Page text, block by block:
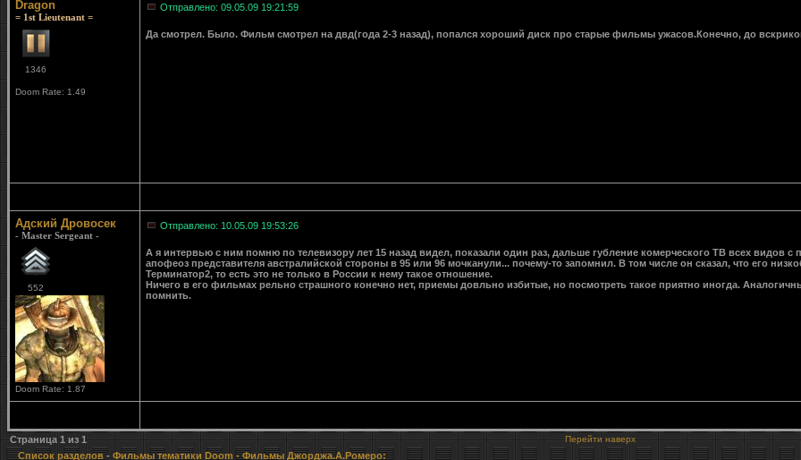
Dragon
= 1st Lieutenant =
1346
Doom Rate: 1.49
Отправлено: 09.05.09 19:21:59
Да смотрел. Было. Фильм смотрел на двд(года 2-3 назад), попался хороший диск про старые фильмы ужасов.Конечно, до
Адский Дровосек
- Master Sergeant -
552
Doom Rate: 1.87
Отправлено: 10.05.09 19:53:26
А я интервью с ним помню по телевизору лет 15 назад видел, показали один раз, дальше губление комерческого ТВ всех видов
апофеоз представителя австралийской стороны в 95 или 96 мочканули... почему-то запомнил. В том числе он сказал, что его
Терминатор2, то есть это не только в России к нему такое отношение.
Ничего в его фильмах рельно страшного конечно нет, приемы довльно избитые, но посмотреть такое приятно иногда.
помнить.
Страница 1 из 1 Перейти наверх
Список разделов- Фильмы тематики Doom - Фильмы Джорджа.А.Ромеро: